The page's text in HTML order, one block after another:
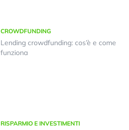
CROWDFUNDING
Lending crowdfunding: cos’è e come
funziona
RISPARMIO E INVESTIMENTI